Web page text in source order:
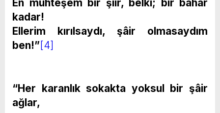
En muhteşem bir şiir, belki; bir bahar
kadar!
Ellerim kırılsaydı, şâir olmasaydım
ben!” [4]
“Her karanlık sokakta yoksul bir şâir
ağlar,